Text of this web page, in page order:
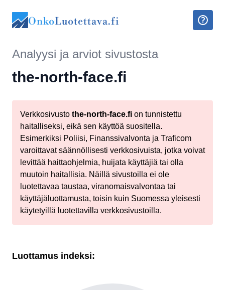
OnkoLuotettava.fi
Analyysi ja arviot sivustosta
the-north-face.fi
Verkkosivusto the-north-face.fi on tunnistettu
haitalliseksi, eikä sen käyttöä suositella.
Esimerkiksi Poliisi, Finanssivalvonta ja Traficom
varoittavat säännöllisesti verkkosivuista, jotka voivat
levittää haittaohjelmia, huijata käyttäjiä tai olla
muutoin haitallisia. Näillä sivustoilla ei ole
luotettavaa taustaa, viranomaisvalvontaa tai
käyttäjäluottamusta, toisin kuin Suomessa yleisesti
käytetyillä luotettavilla verkkosivustoilla.
Luottamus indeksi: